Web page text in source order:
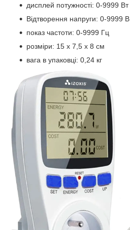
дисплей потужності: 0-9999 Вт
Відтворення напруги: 0-9999 В
показ частоти: 0-9999 Гц
розміри: 15 х 7,5 х 8 см
вага в упаковці: 0,24 кг